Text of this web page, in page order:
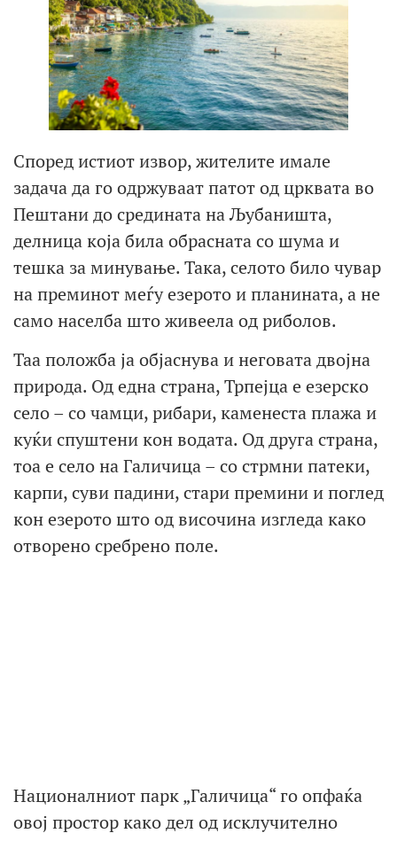
Според истиот извор, жителите имале
задача да го одржуваат патот од црквата во
Пештани до средината на Љубаништа,
делница која била обрасната со шума и
тешка за минување. Така, селото било чувар
на преминот меѓу езерото и планината, а не
само населба што живеела од риболов.
Таа положба ја објаснува и неговата двојна
природа. Од една страна, Трпејца е езерско
село – со чамци, рибари, каменеста плажа и
куќи спуштени кон водата. Од друга страна,
тоа е село на Галичица – со стрмни патеки,
карпи, суви падини, стари премини и поглед
кон езерото што од височина изгледа како
отворено сребрено поле.
Националниот парк „Галичица“ го опфаќа
овој простор како дел од исклучително